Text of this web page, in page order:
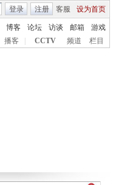
客服 设为首页
登录 注册
博客 论坛 访谈 邮箱
游戏
播客 CCTV 频道 栏目